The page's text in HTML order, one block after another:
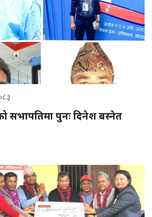
सभापतिमा पुनः दिनेश बस्नेत